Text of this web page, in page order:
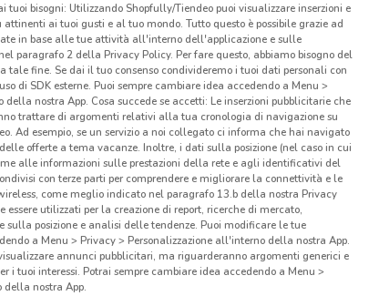
bisogni: Utilizzando Shopfully/Tiendeo puoi visualizzare inserzioni e
ai tuoi gusti e al tuo mondo. Tutto questo è possibile grazie ad
in base alle tue attività all'interno dell'applicazione e sulle
paragrafo 2 della Privacy Policy. Per fare questo, abbiamo bisogno del
tale fine. Se dai il tuo consenso condivideremo i tuoi dati personali con
di SDK esterne. Puoi sempre cambiare idea accedendo a Menu >
della nostra App. Cosa succede se accetti: Le inserzioni pubblicitarie che
trattare di argomenti relativi alla tua cronologia di navigazione su
Ad esempio, se un servizio a noi collegato ci informa che hai navigato
offerte a tema vacanze. Inoltre, i dati sulla posizione (nel caso in cui
alle informazioni sulle prestazioni della rete e agli identificativi del
con terze parti per comprendere e migliorare la connettività e le
come meglio indicato nel paragrafo 13.b della nostra Privacy
essere utilizzati per la creazione di report, ricerche di mercato,
sulla posizione e analisi delle tendenze. Puoi modificare le tue
a Menu > Privacy > Personalizzazione all'interno della nostra App.
annunci pubblicitari, ma riguarderanno argomenti generici e
i tuoi interessi. Potrai sempre cambiare idea accedendo a Menu >
della nostra App.